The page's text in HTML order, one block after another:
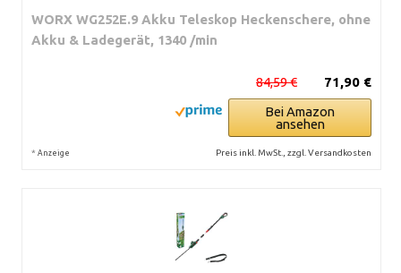
WORX WG252E.9 Akku Teleskop Heckenschere, ohne
Akku & Ladegerät, 1340 /min
71,90 €
84,59 €
Bei Amazon
ansehen
* Anzeige Preis inkl. MwSt., zzgl. Versandkosten